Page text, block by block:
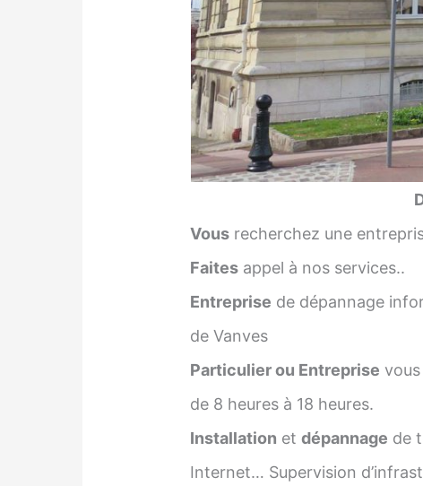
Vous recherchez une
Faites appel à nos services..
Entreprise de dépannage
de Vanves
Particulier ou Entreprise
de 8 heures à 18 heures.
Installation etdépannage de
Internet… Supervision